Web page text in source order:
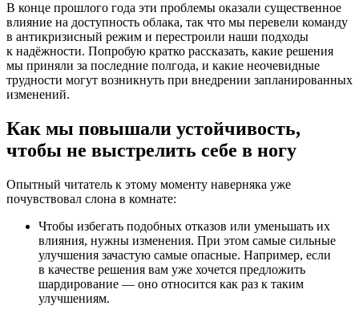
В конце прошлого года эти проблемы оказали существенное
влияние на доступность облака, так что мы перевели команду
в антикризисный режим и перестроили наши подходы
к надёжности. Попробую кратко рассказать, какие решения
мы приняли за последние полгода, и какие неочевидные
трудности могут возникнуть при внедрении запланированных
изменений.
Как мы повышали устойчивость,
чтобы не выстрелить себе в ногу
Опытный читатель к этому моменту наверняка уже
почувствовал слона в комнате:
Чтобы избегать подобных отказов или уменьшать их
влияния, нужны изменения. При этом самые сильные
улучшения зачастую самые опасные. Например, если
в качестве решения вам уже хочется предложить
шардирование — оно относится как раз к таким
улучшениям.